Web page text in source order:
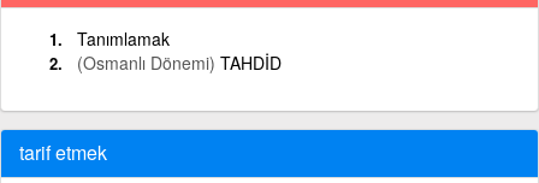
Tanımlamak
(Osmanlı Dönemi) TAHDİD
tarif etmek